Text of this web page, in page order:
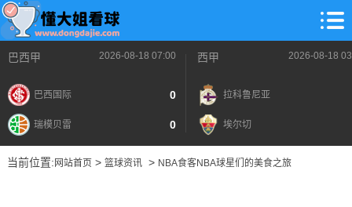
巴西甲 2026-08-18 07:00
巴西国际 0
瑞模贝雷 0
西甲 2026-08-18
拉科鲁尼亚
埃尔切
当前位置: 网站首页> 篮球资讯> NBA食客NBA球星们的美食之旅